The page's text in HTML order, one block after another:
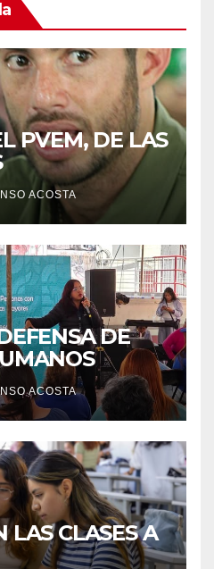
PVEM, DE LAS
ACOSTA
DE
ACOSTA
LAS CLASES A